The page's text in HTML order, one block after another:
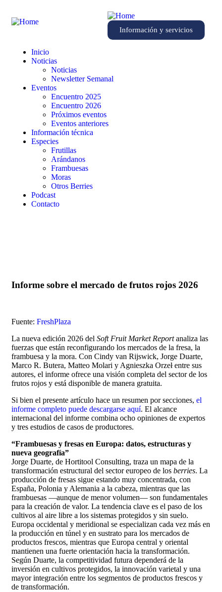
Información y servicios
Inicio
Noticias
Noticias
Newsletter Semanal
Eventos
Encuentro 2025
Encuentro 2026
Próximos eventos
Eventos anteriores
Información técnica
Especies
Frutillas
Arándanos
Frambuesas
Moras
Otros Berries
Podcast
Contacto
Informe sobre el mercado de frutos rojos 2026
Fuente: FreshPlaza
La nueva edición 2026 del Soft Fruit Market Reportanaliza las
fuerzas que están reconfigurando los mercados de la fresa, la
frambuesa y la mora. Con Cindy van Rijswick, Jorge Duarte,
Marco R. Butera, Matteo Molari y Agnieszka Orzeł entre sus
autores, el informe ofrece una visión completa del sector de los
frutos rojos y está disponible de manera gratuita.
Si bien el presente artículo hace un resumen por secciones, el
informe completo puede descargarse aquí. El alcance
internacional del informe combina ocho opiniones de expertos
y tres estudios de casos de productores.
“Frambuesas y fresas en Europa: datos, estructuras y
nueva geografía”
Jorge Duarte, de Hortitool Consulting, traza un mapa de la
transformación estructural del sector europeo de los berries. La
producción de fresas sigue estando muy concentrada, con
España, Polonia y Alemania a la cabeza, mientras que las
frambuesas —aunque de menor volumen— son fundamentales
para la creación de valor. La tendencia clave es el paso de los
cultivos al aire libre a los sistemas protegidos y sin suelo.
Europa occidental y meridional se especializan cada vez más en
la producción en túnel y en sustrato para los mercados de
productos frescos, mientras que Europa central y oriental
mantienen una fuerte orientación hacia la transformación.
Según Duarte, la competitividad futura dependerá de la
inversión en cultivos protegidos, la innovación varietal y una
mayor integración entre los segmentos de productos frescos y
de transformación.